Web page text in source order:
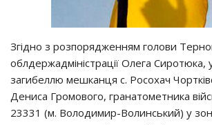
Згідно з розпорядженням голови
облдержадміністрації Олега Сиротюка, у
загибеллю мешканця с. Росохач
Дениса Громового, гранатометника
23331 (м. Володимир-Волинський) у